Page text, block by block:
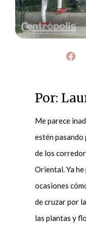
Por:
Me parece
estén pasando
de los
Oriental. Ya
ocasiones
de cruzar por
las plantas y